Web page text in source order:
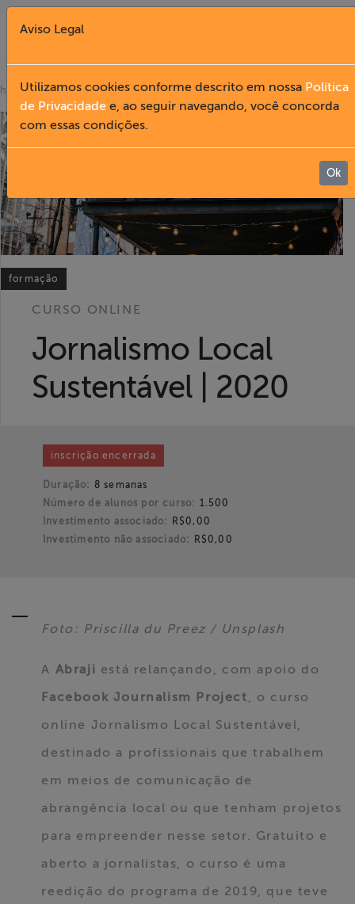
Fechar X
English
Institucional
Acesso à
Expressão
e Litigância
Documentários
Notícias
Associe-se
Doe para
ABRAJI
exclusivo para
associados
newsletter
home»cursos online
formação
CURSO ONLINE
Jornalismo Local
Sustentável | 2020
inscrição encerrada
Duração: 8 semanas
Número de alunos por curso: 1.500
Investimento associado:
R$0,00
Investimento não associado:
R$0,00
Foto: Priscilla du Preez / Unsplash
A Abraji está relançando, com apoio do
Facebook Journalism Project, o curso
online Jornalismo Local Sustentável,
destinado a profissionais que trabalhem
em meios de comunicação de
abrangência local ou que tenham projetos
para empreender nesse setor. Gratuito e
aberto a jornalistas, o curso é uma
reedição do programa de 2019, que teve
Aviso Legal
Utilizamos cookies conforme descrito em nossa Política
de Privacidade e, ao seguir navegando, você concorda
com essas condições.
Ok